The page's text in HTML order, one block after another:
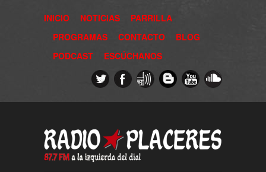
INICIO NOTICIAS
PARRILLA
PROGRAMAS
CONTACTO
BLOG
PODCAST
ESCÚCHANOS